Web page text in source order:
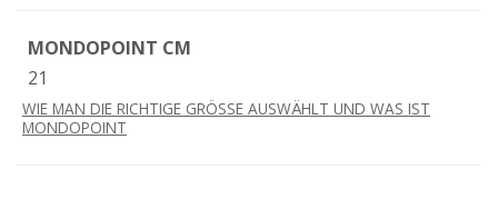
MONDOPOINT CM
21
WIE MAN DIE RICHTIGE GRÖSSE AUSWÄHLT UND WAS IST
MONDOPOINT